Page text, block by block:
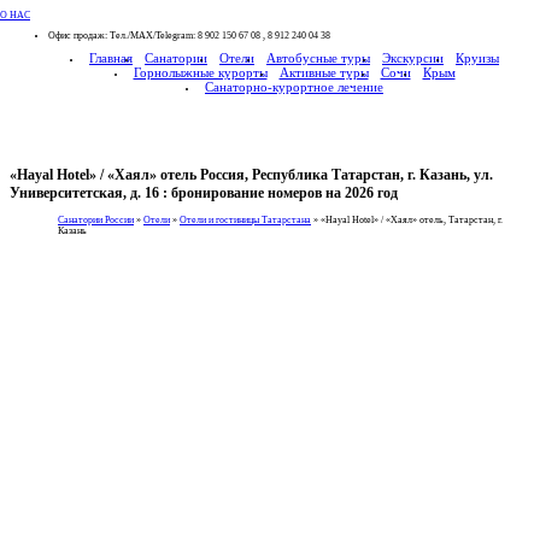
О НАС
Офис продаж: Тел./МАХ/Telegram: 8 902 150 67 08 , 8 912 240 04 38
Главная Санатории Отели Автобусные туры Экскурсии
Круизы
Горнолыжные курорты
Активные туры Сочи
Крым
Санаторно-курортное лечение
«Hayal Hotel» / «Хаял» отель Россия, Республика Татарстан, г. Казань, ул.
Университетская, д. 16 : бронирование номеров на 2026 год
Санатории России » Отели » Отели и гостиницы Татарстана » «Hayal Hotel» / «Хаял» отель, Татарстан, г.
Казань